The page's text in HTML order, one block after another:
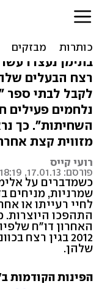
רובין הוד
מתימן.
בתימן נעצרו
רצח הבעלים
לקבל לבתי ספר
נלחמים פעילים
השחיתות". כך
מזווית קצת
רועי קייס
פורסם: 17.01.13, 18:19
כשמדברים על
שמרניות, מניחים
לחיי רעייתו או
התהפכו
2012 בגין רצח
שלהן.
הפינות הקודמות